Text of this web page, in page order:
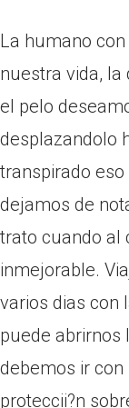
La humano
nuestra vida,
el pelo
desplazandolo
transpirado
dejamos de
trato cuando al
inmejorable.
varios dias con
puede abrirnos
debemos ir
proteccii?n